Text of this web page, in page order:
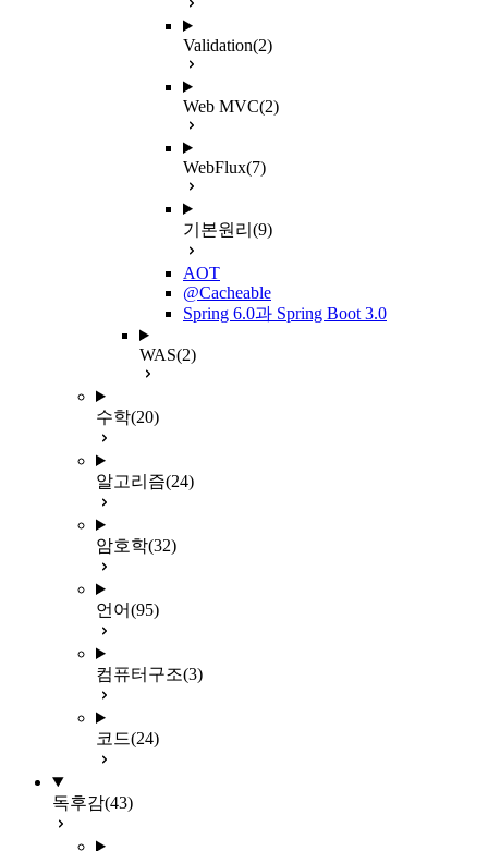
Validation(2)
Web MVC(2)
WebFlux(7)
기본원리 (9)
AOT
@Cacheable
Spring 6.0과 Spring Boot 3.0
WAS(2)
수학(20)
알고리즘(24)
암호학(32)
언어(95)
컴퓨터구조(3)
코드(24)
독후감(43)